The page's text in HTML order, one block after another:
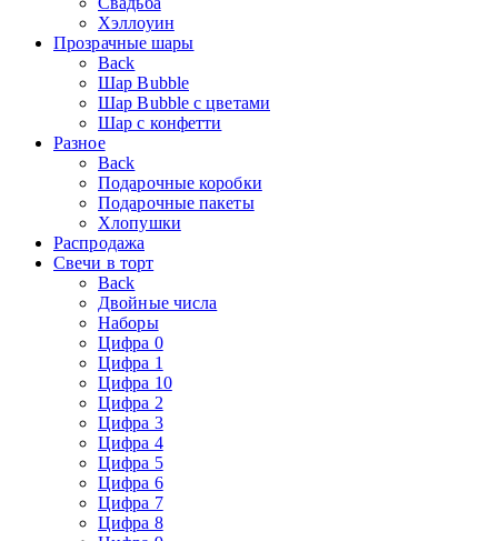
Хэллоуин
Прозрачные шары
Back
Шар Bubble
Шар Bubble с цветами
Шар с конфетти
Разное
Back
Подарочные коробки
Подарочные пакеты
Хлопушки
Распродажа
Свечи в торт
Back
Двойные числа
Наборы
Цифра 0
Цифра 1
Цифра 10
Цифра 2
Цифра 3
Цифра 4
Цифра 5
Цифра 6
Цифра 7
Цифра 8